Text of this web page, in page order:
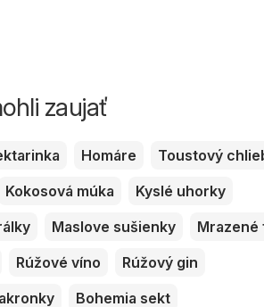
zaujať
Homáre
Toustový
Kokosová múka
Kyslé uhorky
Maslove sušienky
Mrazené
Rúžové víno
Rúžový gin
Bohemia sekt